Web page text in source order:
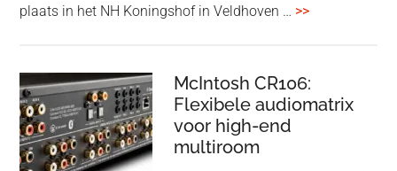
plaats in het NH Koningshof in Veldhoven … >>overDutch
–
4
McIntosh CR106:
Flexibele audiomatrix
voor high-end
multiroom